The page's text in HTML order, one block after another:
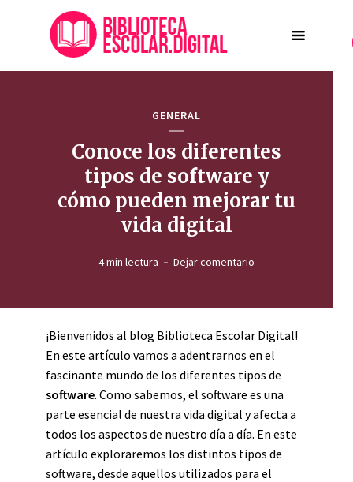
GENERAL
Conoce los diferentes
tipos de software y
cómo pueden mejorar tu
vida digital
4 min lectura Dejar comentario
¡Bienvenidos al blog Biblioteca Escolar Digital!
En este artículo vamos a adentrarnos en el
fascinante mundo de los diferentes tipos de
software. Como sabemos, el software es una
parte esencial de nuestra vida digital y afecta a
todos los aspectos de nuestro día a día. En este
artículo exploraremos los distintos tipos de
software, desde aquellos utilizados para el